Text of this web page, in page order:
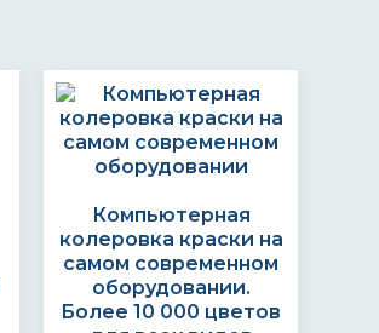
Компьютерная
колеровка краски на
самом современном
оборудовании.
Более 10 000 цветов